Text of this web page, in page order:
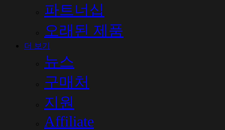
파트너십
오래된 제품
더 보기
뉴스
구매처
지원
Affiliate